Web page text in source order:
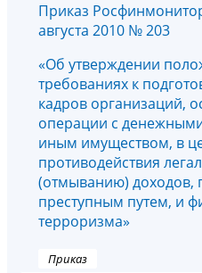
Приказ
августа 2010 № 203
«Об утверждении
требованиях к
кадров организаций,
операции с
иным имуществом, в
противодействия
(отмыванию) доходов,
преступным путем, и
терроризма»
Приказ